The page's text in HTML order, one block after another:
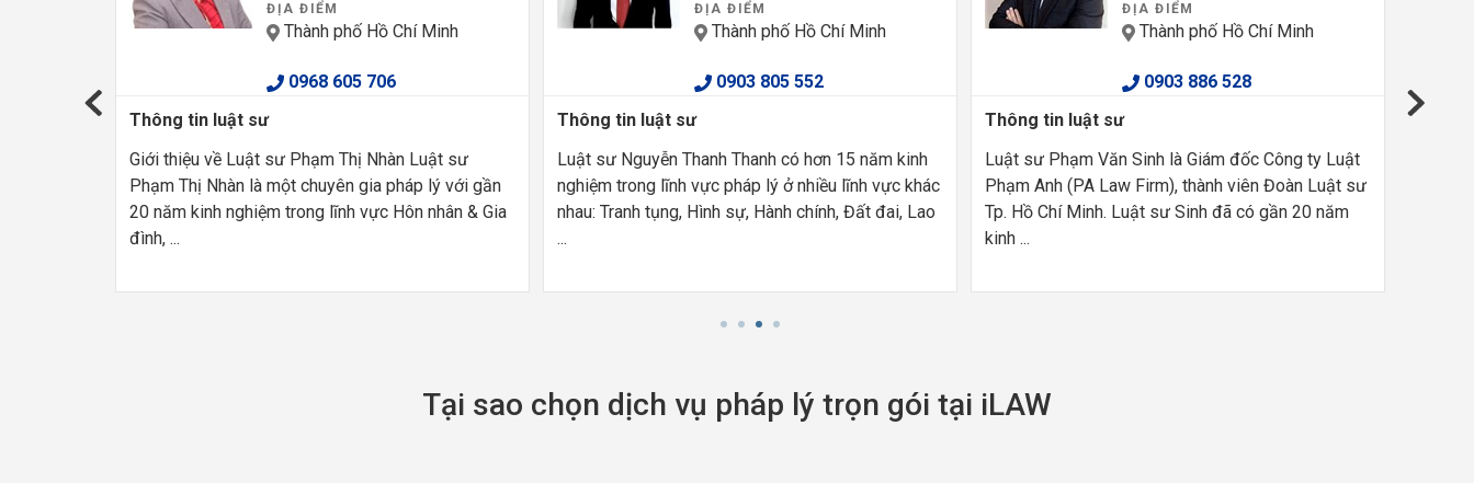
ĐỊA ĐIỂM
Thành phố Hồ Chí Minh
0968 605 706
Thông tin luật sư
Giới thiệu về Luật sư Phạm Thị Nhàn Luật sư
Phạm Thị Nhàn là một chuyên gia pháp lý với gần
20 năm kinh nghiệm trong lĩnh vực Hôn nhân & Gia
đình, ...
ĐỊA ĐIỂM
Thành phố Hồ Chí Minh
0903 805 552
Thông tin luật sư
Luật sư Nguyễn Thanh Thanh có hơn 15 năm kinh
nghiệm trong lĩnh vực pháp lý ở nhiều lĩnh vực khác
nhau: Tranh tụng, Hình sự, Hành chính, Đất đai, Lao
...
ĐỊA ĐIỂM
Thành phố Hồ Chí Minh
0903 886 528
Thông tin luật sư
Luật sư Phạm Văn Sinh là Giám đốc Công ty Luật
Phạm Anh (PA Law Firm), thành viên Đoàn Luật sư
Tp. Hồ Chí Minh. Luật sư Sinh đã có gần 20 năm
kinh ...
Thông
Tại sao chọn dịch vụ pháp lý trọn gói tại iLAW